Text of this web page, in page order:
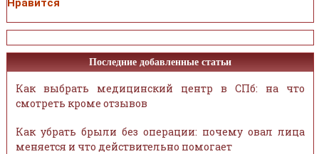
Нравится
Последние добавленные статьи
Как выбрать медицинский центр в СПб: на что
смотреть кроме отзывов
Как убрать брыли без операции: почему овал лица
меняется и что действительно помогает